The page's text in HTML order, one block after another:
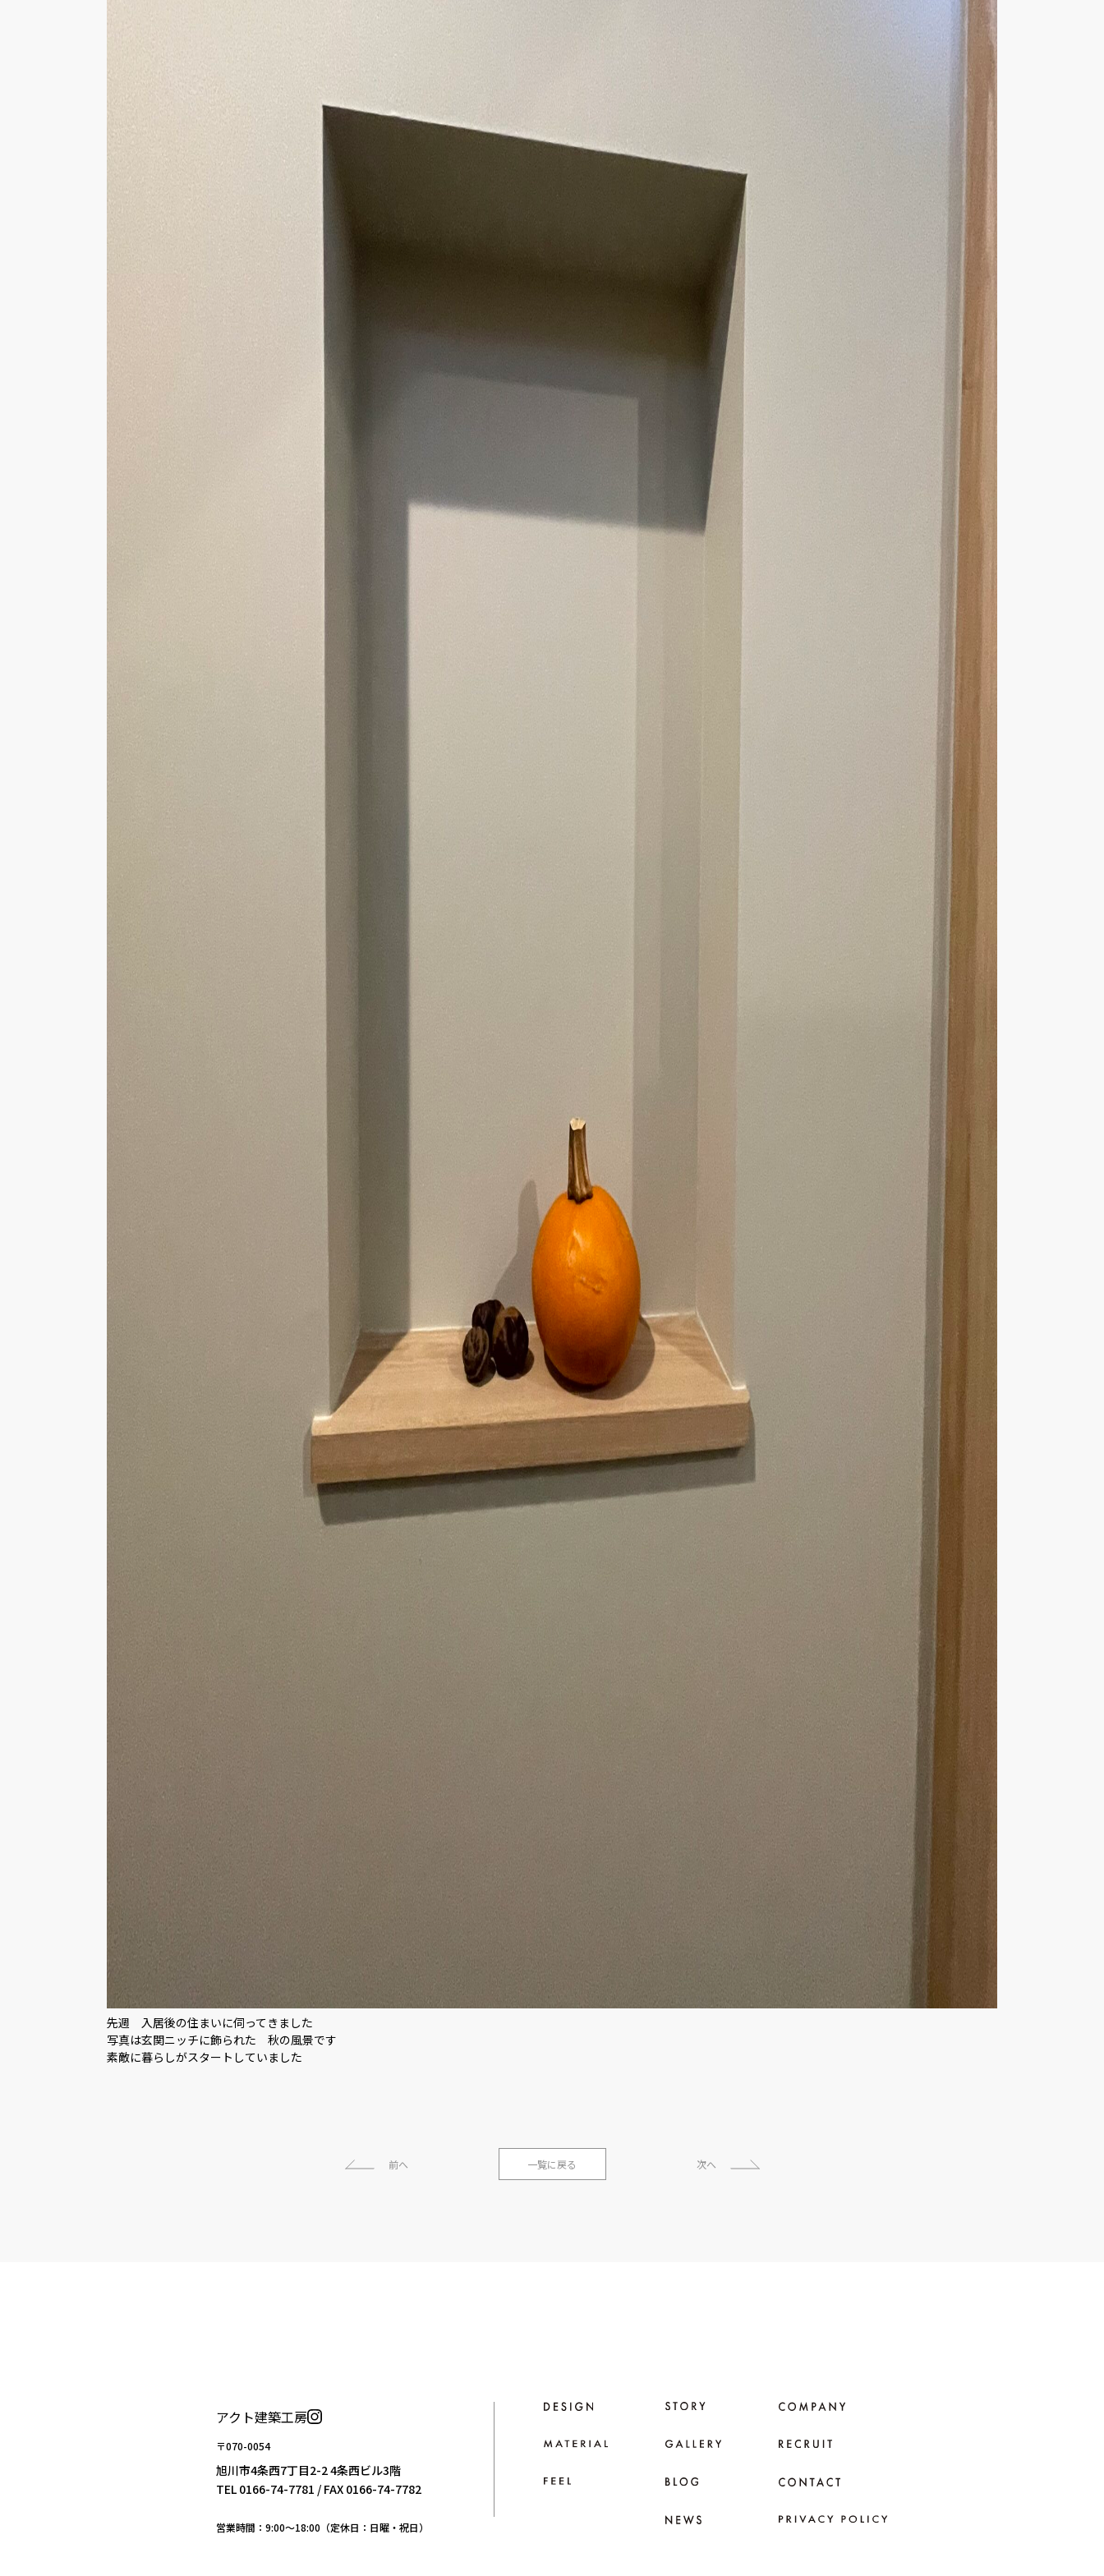
先週 入居後の住まいに伺ってきました
写真は玄関ニッチに飾られた 秋の風景です
素敵に暮らしがスタートしていました
前へ 一覧に戻る 次へ
アクト建築工房
〒070-0054
旭川市4条西7丁目2-2 4条西ビル3階
TEL 0166-74-7781 / FAX 0166-74-7782
営業時間：9:00〜18:00（定休日：日曜・祝日）